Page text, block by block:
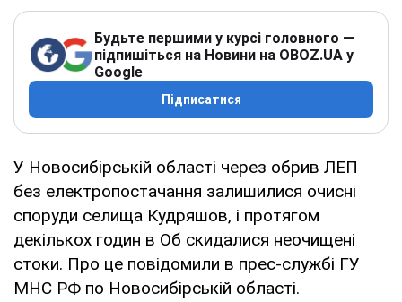
Будьте першими у курсі головного —
підпишіться на Новини на OBOZ.UA у
Google
Підписатися
У Новосибірській області через обрив ЛЕП
без електропостачання залишилися очисні
споруди селища Кудряшов, і протягом
декількох годин в Об скидалися неочищені
стоки. Про це повідомили в прес-службі ГУ
МНС РФ по Новосибірській області.